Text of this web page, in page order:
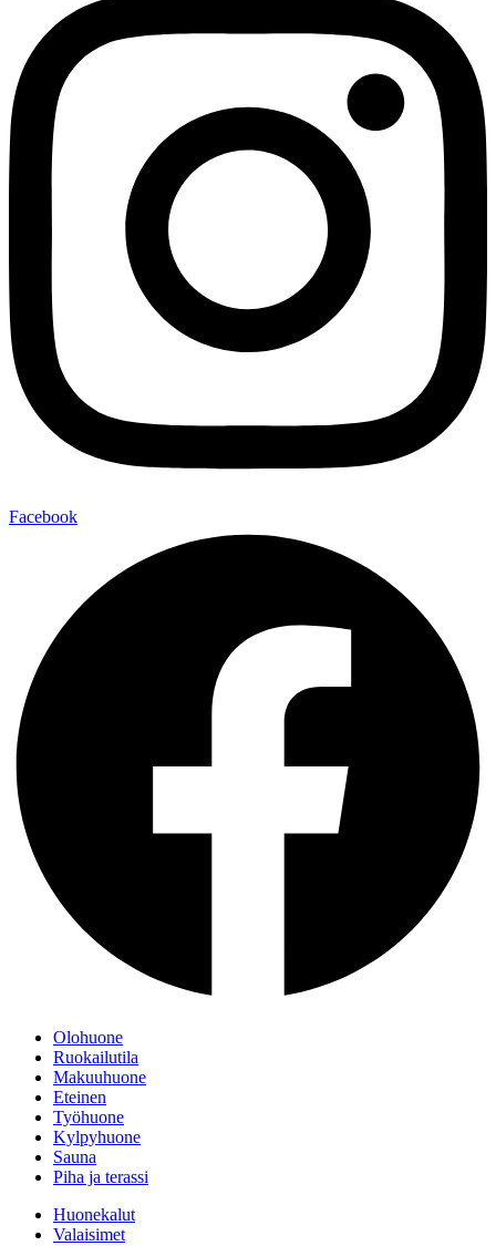
Facebook
Olohuone
Ruokailutila
Makuuhuone
Eteinen
Työhuone
Kylpyhuone
Sauna
Piha ja terassi
Huonekalut
Valaisimet